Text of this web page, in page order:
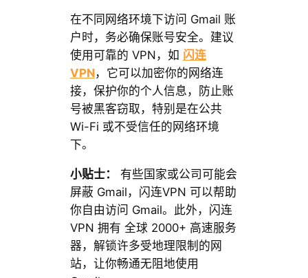
在不同网络环境下访问 Gmail 账
户时，务必确保账号安全。建议
使用可靠的 VPN，如 闪连
VPN，它可以加密你的网络连
接，保护你的个人信息，防止账
号被黑客窃取，特别是在公共
Wi-Fi 或不受信任的网络环境
下。
小贴士：
有些国家或公司可能会
屏蔽 Gmail，闪连VPN 可以帮助
你自由访问 Gmail。此外，闪连
VPN 拥有 全球 2000+ 高速服务
器，解锁许多受地理限制的网
站，让你畅通无阻地使用